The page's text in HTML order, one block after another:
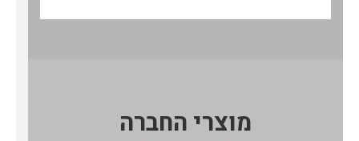
מוצרי החברה